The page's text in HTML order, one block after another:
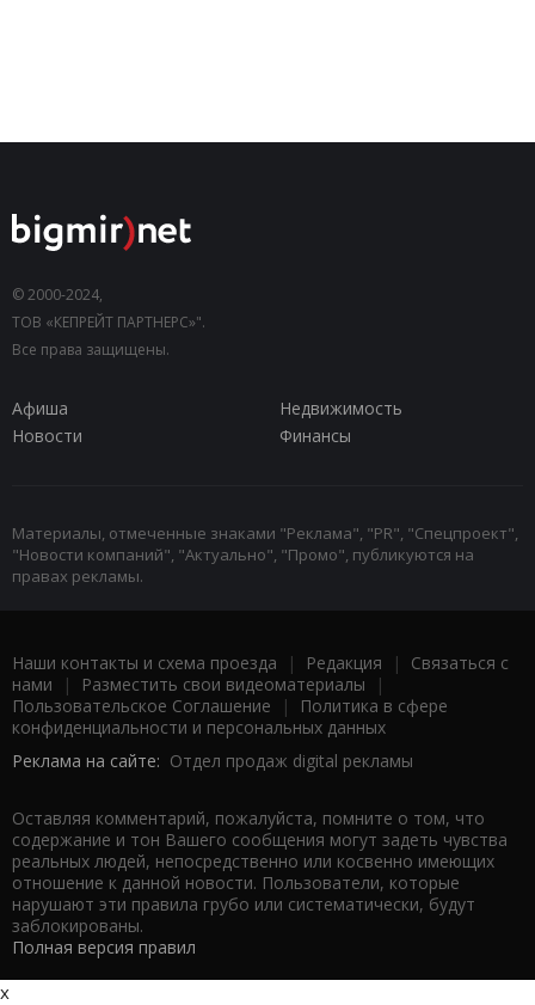
© 2000-2024,
ТОВ «КЕПРЕЙТ ПАРТНЕРС»".
Все права защищены.
Афиша
Недвижимость
Новости
Финансы
Материалы, отмеченные знаками "Реклама", "PR", "Спецпроект",
"Новости компаний", "Актуально", "Промо", публикуются на
правах рекламы.
Наши контакты и схема проезда | Редакция | Связаться с
нами | Разместить свои видеоматериалы |
Пользовательское Соглашение |
Политика в сфере
конфиденциальности и персональных данных
Реклама на сайте: Отдел продаж digital рекламы
Оставляя комментарий, пожалуйста, помните о том, что
содержание и тон Вашего сообщения могут задеть чувства
реальных людей, непосредственно или косвенно имеющих
отношение к данной новости. Пользователи, которые
нарушают эти правила грубо или систематически, будут
заблокированы.
Полная версия правил
x